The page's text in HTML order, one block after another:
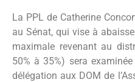
La PPL de Catherine
au Sénat, qui vise à
maximale revenant au
50% à 35%) sera
délégation aux DOM de